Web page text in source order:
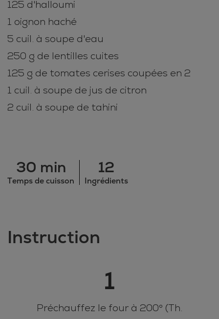
125 d'halloumi
1 oignon haché
5 cuil. à soupe d'eau
250 g de lentilles cuites
125 g de tomates cerises coupées en 2
1 cuil. à soupe de jus de citron
2 cuil. à soupe de tahini
30 min
Temps de cuisson
12
Ingrédients
Instruction
1
Préchauffez le four à 200° (Th.